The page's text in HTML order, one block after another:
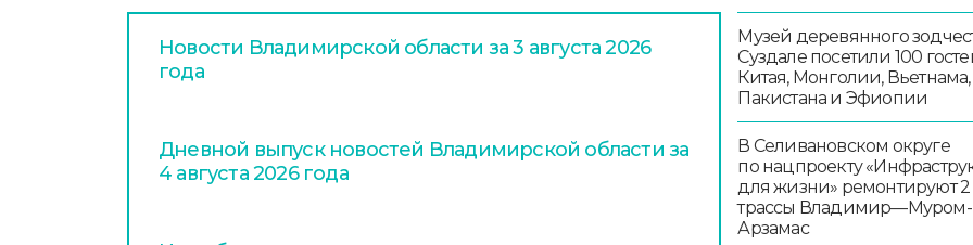
Новости Владимирской области за 3 августа 2026
года
Дневной выпуск новостей Владимирской области за
4 августа 2026 года
Музей деревянного
Суздале посетили 100
Китая, Монголии, Вьетнама,
Пакистана и Эфиопии
В Селивановском округе
по нацпроекту
для жизни» ремонтируют
трассы Владимир—Муром-
Арзамас